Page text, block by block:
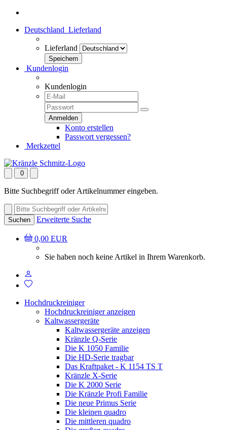
Deutschland Lieferland
Lieferland
Kundenlogin
Kundenlogin
Konto erstellen
Passwort vergessen?
Merkzettel
0
Bitte Suchbegriff oder Artikelnummer eingeben.
Suchen Erweiterte Suche
0,00 EUR
Sie haben noch keine Artikel in Ihrem Warenkorb.
Hochdruckreiniger
Hochdruckreiniger anzeigen
Kaltwassergeräte
Kaltwassergeräte anzeigen
Kränzle Q-Serie
Die K 1050 Familie
Die HD-Serie tragbar
Das Kraftpaket - K 1154 TS T
Kränzle X-Serie
Die K 2000 Serie
Die Kränzle Profi Familie
Die neue Primus Serie
Die kleinen quadro
Die mittleren quadro